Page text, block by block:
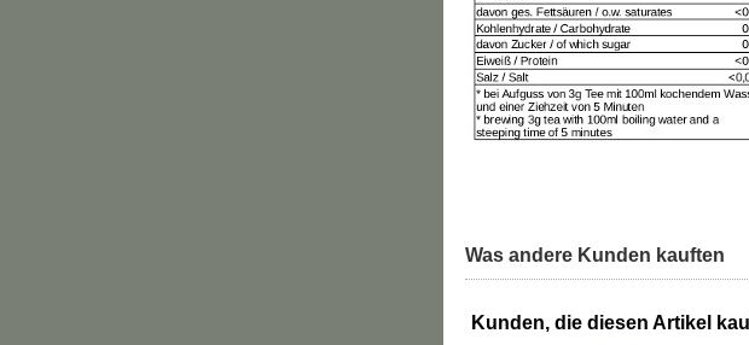
Was andere Kunden kauften
Kunden, die diesen Artikel